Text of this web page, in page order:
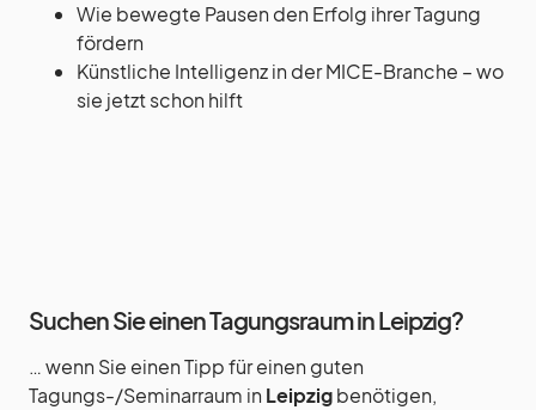
Wie bewegte Pausen den Erfolg ihrer Tagung
fördern
Künstliche Intelligenz in der MICE-Branche – wo
sie jetzt schon hilft
Suchen Sie einen Tagungsraum in Leipzig?
… wenn Sie einen Tipp für einen guten
Tagungs-/Seminarraum in Leipzigbenötigen,